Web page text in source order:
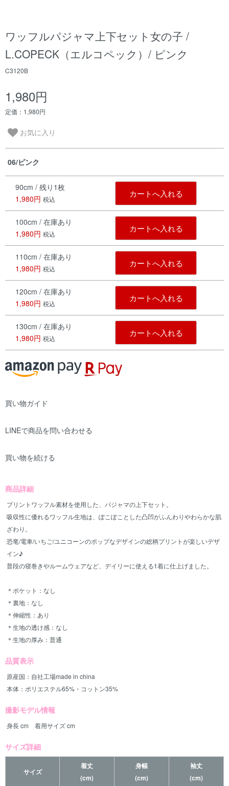
ワッフルパジャマ上下セット女の子 /
L.COPECK（エルコペック）/ ピンク
C3120B
1,980円
定価：1,980円
お気に入り
06/ピンク
90cm / 残り1枚
1,980円 税込
カートへ入れる
100cm / 在庫あり
1,980円 税込
カートへ入れる
110cm / 在庫あり
1,980円 税込
カートへ入れる
120cm / 在庫あり
1,980円 税込
カートへ入れる
130cm / 在庫あり
1,980円 税込
カートへ入れる
買い物ガイド
LINEで商品を問い合わせる
買い物を続ける
商品詳細
プリントワッフル素材を使用した、パジャマの上下セット。
吸収性に優れるワッフル生地は、ぽこぽことした凸凹がふんわりやわらかな肌
ざわり。
恐竜/電車/いちご/ユニコーンのポップなデザインの総柄プリントが楽しいデザ
イン♪
普段の寝巻きやルームウェアなど、デイリーに使える1着に仕上げました。
＊ポケット：なし
＊裏地：なし
＊伸縮性：あり
＊生地の透け感：なし
＊生地の厚み：普通
品質表示
原産国：自社工場made in china
本体：ポリエステル65%・コットン35%
撮影モデル情報
身長 cm 着用サイズ cm
サイズ詳細
サイズ
着丈
(cm)
身幅
(cm)
袖丈
(cm)